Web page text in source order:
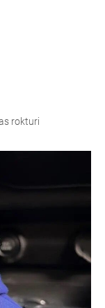
rokturi